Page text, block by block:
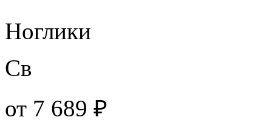
Ноглики
Св
от 7 689 ₽